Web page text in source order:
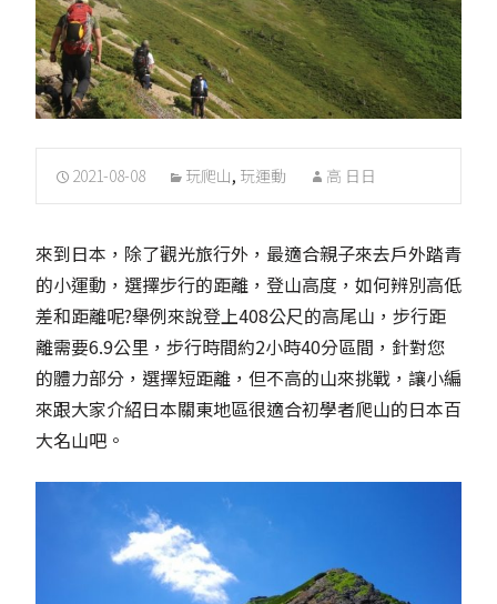
2021-08-08 玩爬山, 玩運動 高 日日
來到日本，除了觀光旅行外，最適合親子來去戶外踏青
的小運動，選擇步行的距離，登山高度，如何辨別高低
差和距離呢?舉例來說登上408公尺的高尾山，步行距
離需要6.9公里，步行時間約2小時40分區間，針對您
的體力部分，選擇短距離，但不高的山來挑戰，讓小編
來跟大家介紹日本關東地區很適合初學者爬山的日本百
大名山吧。